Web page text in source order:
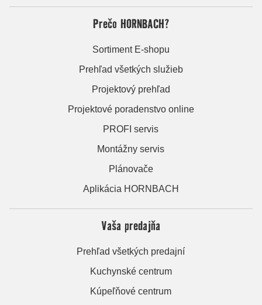
Prečo HORNBACH?
Sortiment E-shopu
Prehľad všetkých služieb
Projektový prehľad
Projektové poradenstvo online
PROFI servis
Montážny servis
Plánovače
Aplikácia HORNBACH
Vaša predajňa
Prehľad všetkých predajní
Kuchynské centrum
Kúpeľňové centrum